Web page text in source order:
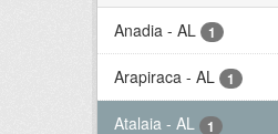
Anadia - AL
1
Arapiraca - AL 1
Atalaia - AL 1